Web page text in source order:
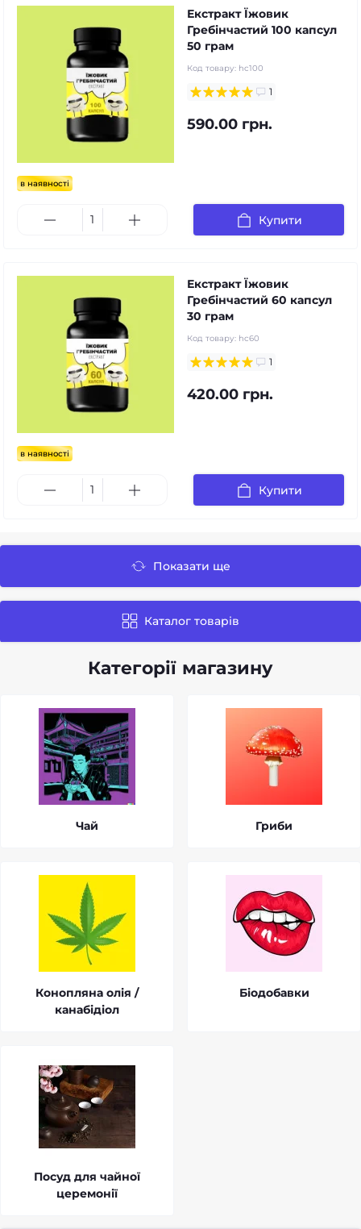
в наявності
Екстракт Їжовик
Гребінчастий 100 капсул
50 грам
Код товару: hc100
1
590.00 грн.
Купити
в наявності
Екстракт Їжовик
Гребінчастий 60 капсул
30 грам
Код товару: hc60
1
420.00 грн.
Купити
Показати ще
Каталог товарів
Категорії магазину
Чай Гриби
Конопляна олія /
канабідіол
Біодобавки
Посуд для чайної
церемонії